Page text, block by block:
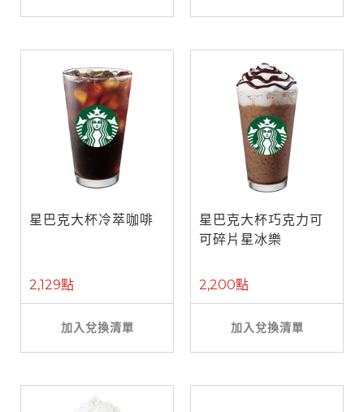
星巴克大杯冷萃咖啡
2,129點
加入兌換清單
星巴克大杯巧克力可
可碎片星冰樂
2,200點
加入兌換清單